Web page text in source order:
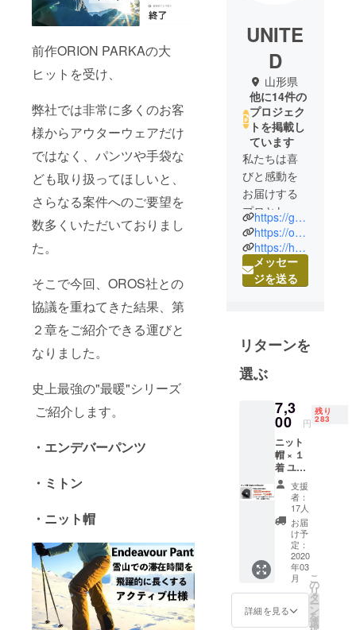
前作ORION PARKAの大
ヒットを受け、
弊社では非常に多くのお客
様からアウターウェアだけ
ではなく、パンツや手袋な
ども取り扱ってほしいと、
さらなる案件へのご要望を
数多くいただいておりまし
た。
そこで今回、OROS社との
協議を重ねてきた結果、第
２章をご紹介できる運びと
なりました。
史上最強の"最暖"シリーズ
ご紹介します。
・エンデバーパンツ
・ミトン
・ニット帽
UNITE
D
山形県
他に14件の
プロジェク
トを掲載し
ています
私たちは喜
びと感動を
お届けする
プロとし
て、様々な
事業を営ん
でします。
海外の選り
像制作、音
響など空間
演出によ
り、心に残
る思い出を
お届けしま
https://graphene-xjapan.com/
https://oros-japan.com/
https://haika.info/
メッセー
ジを送る
リターンを
選ぶ
7,3
00 円
残り
283
ニット
帽 × １
着 ユニ
セック
ス・フ
リーサ
イズ ブ
ラック
とダー
クブ
ルーか
らお選
びくだ
さい。
※価格は
支援
者：
17人
お届
け予
定：
2020
年03
月
詳細を見る
こ
の
リ
タ
ー
ン
を
選